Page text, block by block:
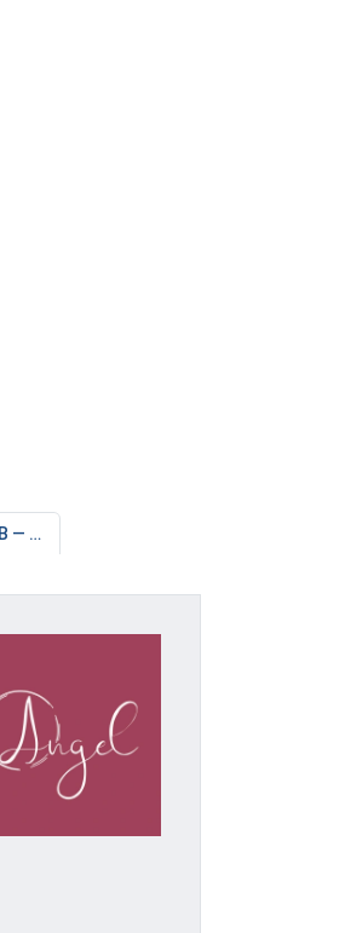
Похоронное бюро Angel AB — Ул. Бикирниеку 35 в Риге